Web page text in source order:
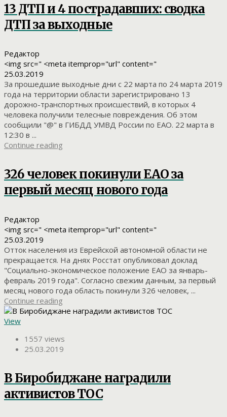
13 ДТП и 4 пострадавших: сводка
ДТП за выходные
Редактор
<img src=" <meta itemprop="url" content="
25.03.2019
За прошедшие выходные дни с 22 марта по 24 марта 2019
года на территории области зарегистрировано 13
дорожно-транспортных происшествий, в которых 4
человека получили телесные повреждения. Об этом
сообщили "@" в ГИБДД УМВД России по ЕАО. 22 марта в
12:30 в ...
Continue reading
326 человек покинули ЕАО за
первый месяц нового года
Редактор
<img src=" <meta itemprop="url" content="
25.03.2019
Отток населения из Еврейской автономной области не
прекращается. На днях Росстат опубликовал доклад
"Социально-экономическое положение ЕАО за январь-
февраль 2019 года". Согласно свежим данным, за первый
месяц нового года область покинули 326 человек, ...
Continue reading
View
1557 views
25.03.2019
В Биробиджане наградили
активистов ТОС